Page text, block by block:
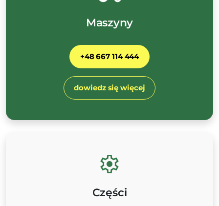
Maszyny
+48 667 114 444
dowiedz się więcej
Części